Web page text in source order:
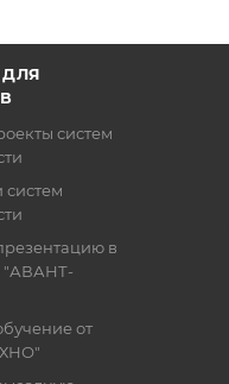
систем
систем
в
"АВАНТ-
от